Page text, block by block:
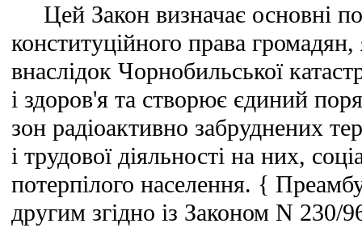
Цей Закон визначає основні
конституційного права
внаслідок Чорнобильської
і здоров'я та створює єдиний
зон радіоактивно забруднених
і трудової діяльності на них,
потерпілого населення. {
другим згідно із Законом N 230/